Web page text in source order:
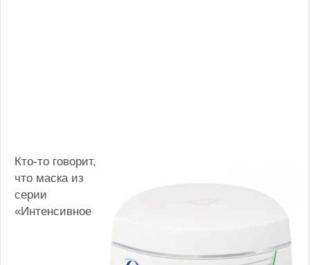
Кто-то говорит,
что маска из
серии
«Интенсивное